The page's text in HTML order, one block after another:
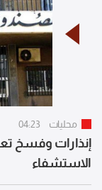
محليات 04:23
إنذارات وفسخ
الاستشفاء